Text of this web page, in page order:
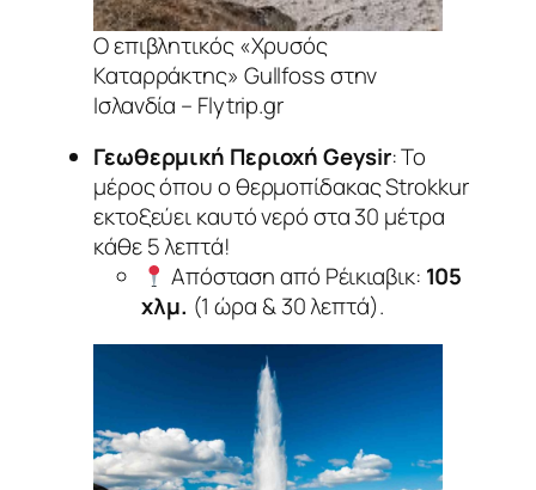
Ο επιβλητικός «Χρυσός
Καταρράκτης» Gullfoss στην
Ισλανδία – Flytrip.gr
Γεωθερμική Περιοχή Geysir: Το
μέρος όπου ο θερμοπίδακας Strokkur
εκτοξεύει καυτό νερό στα 30 μέτρα
κάθε 5 λεπτά!
Απόσταση από Ρέικιαβικ: 105
χλμ. (1 ώρα & 30 λεπτά).